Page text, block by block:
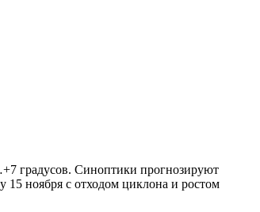
градусов. Синоптики прогнозируют
15 ноября с отходом циклона и ростом